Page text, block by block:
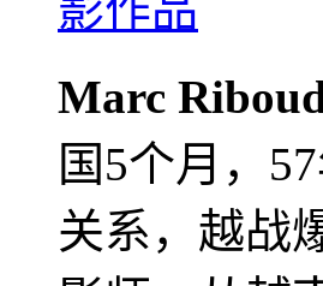
Marc
国5个月，
关系，越战